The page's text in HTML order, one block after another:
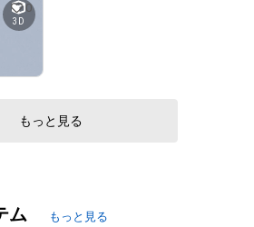
777
3D
0
もっと見る
ム もっと見る